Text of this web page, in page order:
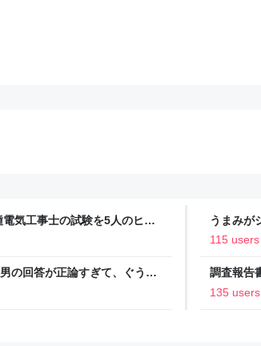
気工事士の試験を5人のヒロ
番形式CBT模擬試験”で本格的
報のファミ通.com
うまみが
115 users
の回答が正論すぎて、ぐうの
調査報告
事故遺族
135 users